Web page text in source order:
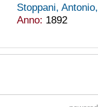
Stoppani,
Anno: 1892